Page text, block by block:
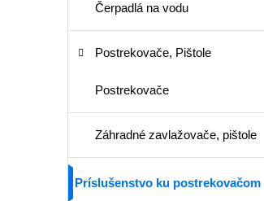
Čerpadlá na vodu
Postrekovače, Pištole
Postrekovače
Záhradné zavlažovače, pištole
Príslušenstvo ku postrekovačom